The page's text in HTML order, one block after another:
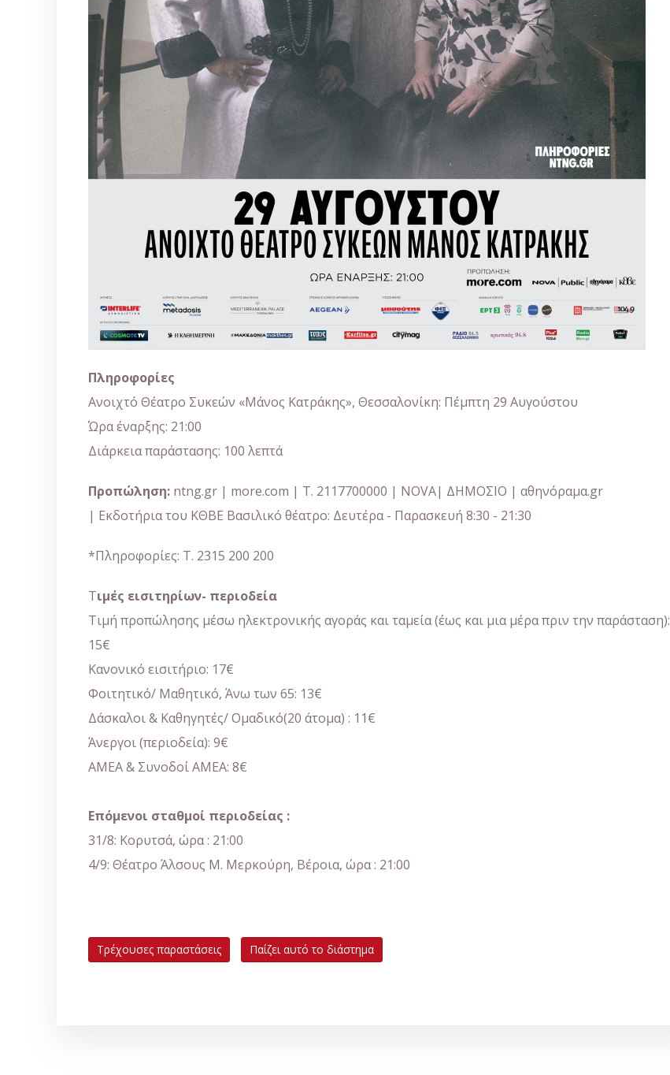
Πληροφορίες
Ανοιχτό Θέατρο Συκεών «Μάνος Κατράκης», Θεσσαλονίκη: Πέμπτη 29 Αυγούστου
Ώρα έναρξης: 21:00
Διάρκεια παράστασης: 100 λεπτά
Προπώληση: ntng.gr | more.com | Τ. 2117700000 | NOVA| ΔΗΜΟΣΙΟ | αθηνόραμα.gr
| Εκδοτήρια του ΚΘΒΕ Βασιλικό θέατρο: Δευτέρα - Παρασκευή 8:30 - 21:30
*Πληροφορίες: Τ. 2315 200 200
Τιμές εισιτηρίων- περιοδεία
Τιμή προπώλησης μέσω ηλεκτρονικής αγοράς και ταμεία (έως και μια μέρα πριν την παράσταση):
15€
Κανονικό εισιτήριο: 17€
Φοιτητικό/ Μαθητικό, Άνω των 65: 13€
Δάσκαλοι & Καθηγητές/ Ομαδικό(20 άτομα) : 11€
Άνεργοι (περιοδεία): 9€
ΑΜΕΑ & Συνοδοί ΑΜΕΑ: 8€
Επόμενοι σταθμοί περιοδείας :
31/8: Κορυτσά, ώρα : 21:00
4/9: Θέατρο Άλσους Μ. Μερκούρη, Βέροια, ώρα : 21:00
Τρέχουσες παραστάσεις Παίζει αυτό το διάστημα